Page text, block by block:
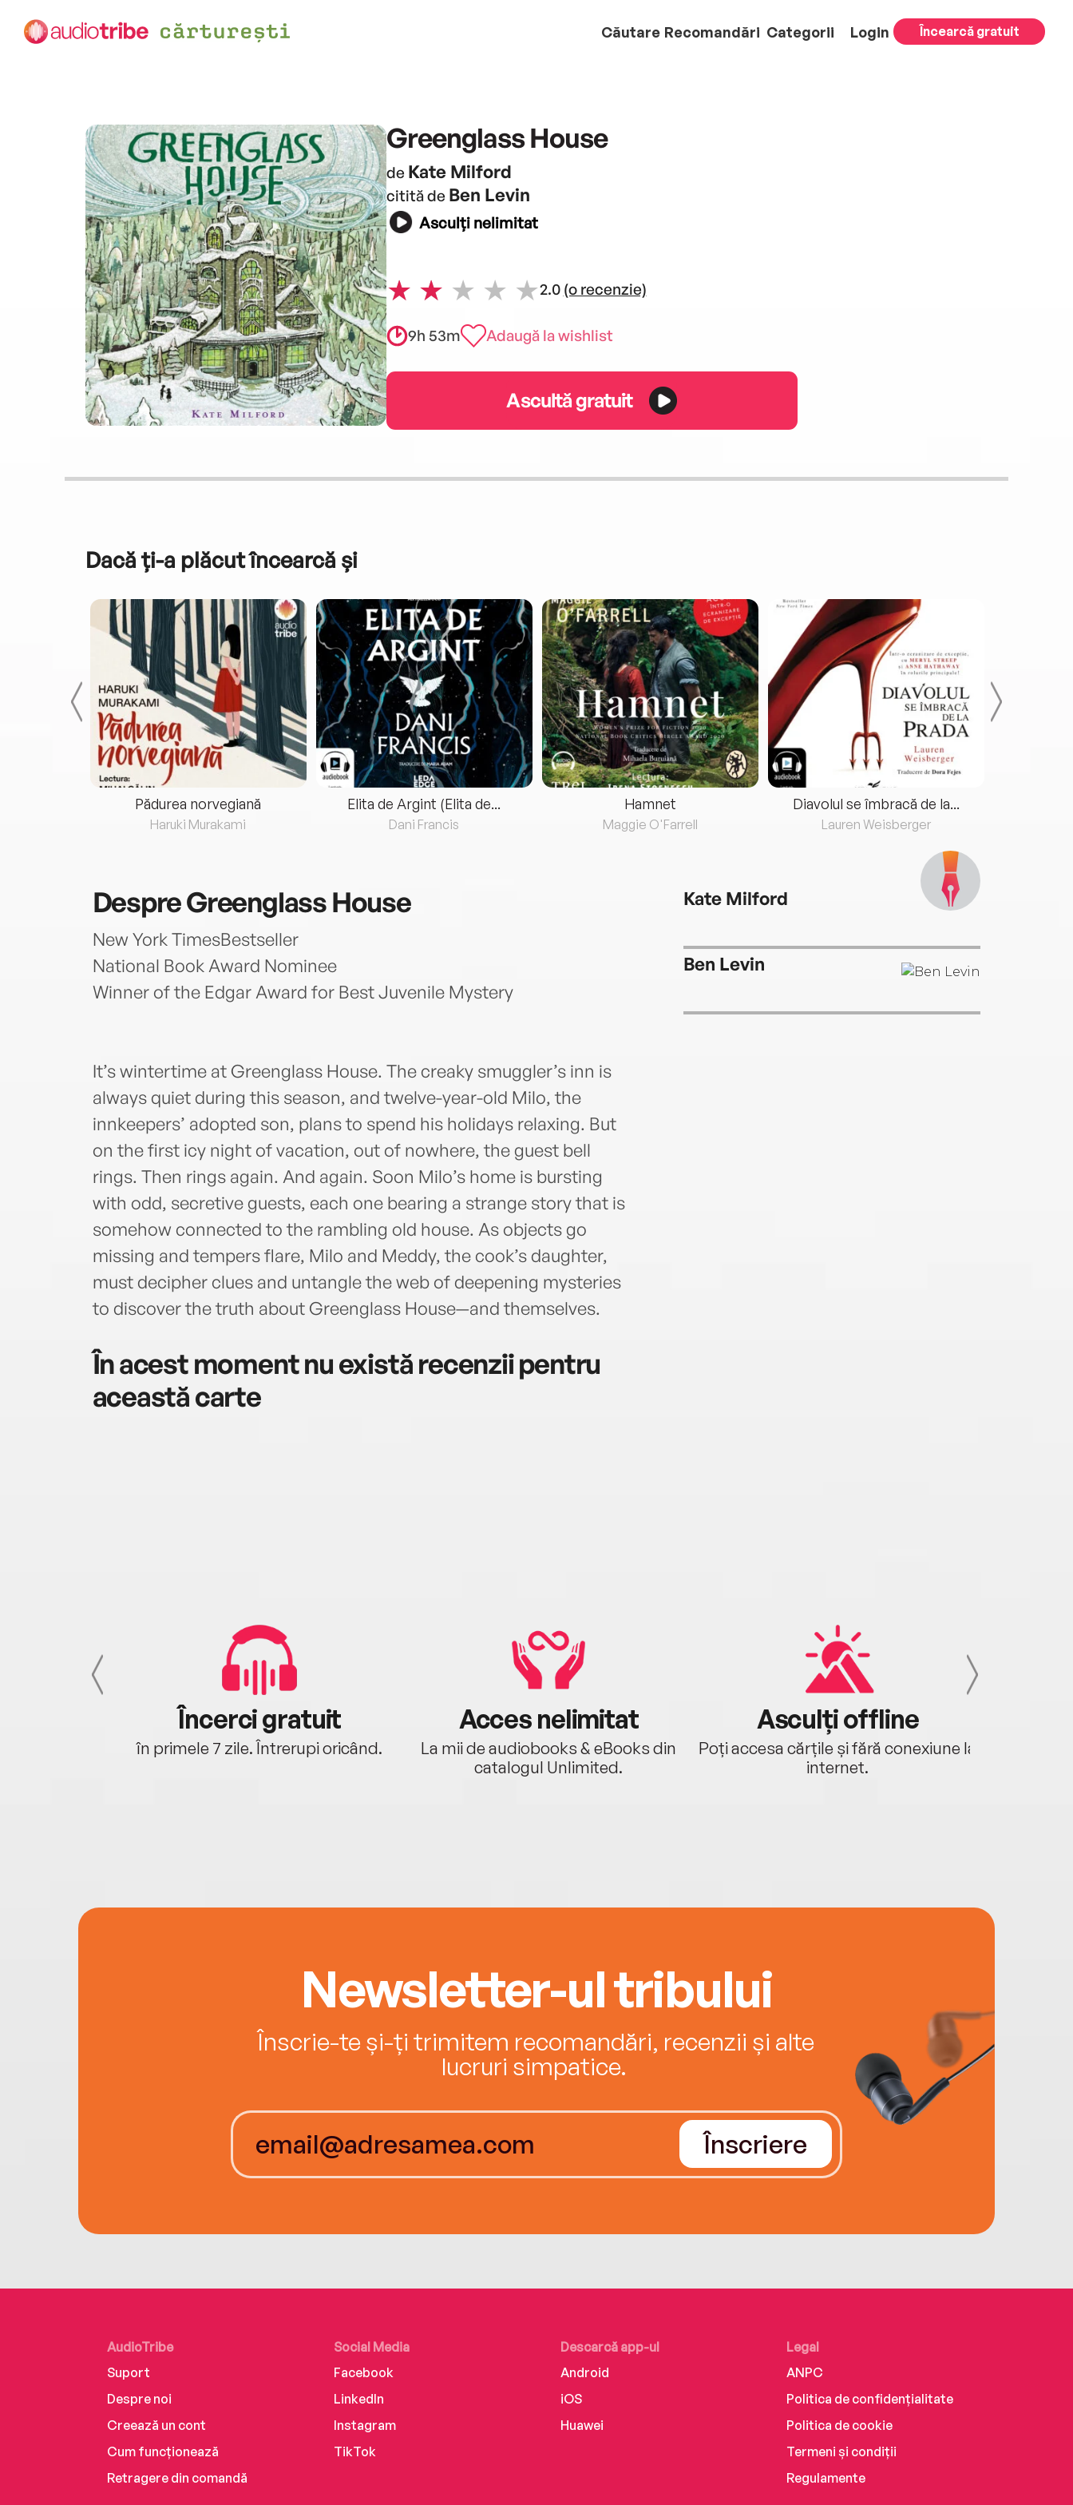
Căutare Recomandări Categorii Login Încearcă gratuit
Greenglass House
de Kate Milford
citită de Ben Levin
Asculți nelimitat
2.0 (o recenzie)
9h 53m Adaugă la wishlist
Ascultă gratuit
Dacă ți-a plăcut încearcă și
Pădurea norvegiană
Haruki Murakami
Elita de Argint (Elita de...
Dani Francis
Hamnet
Maggie O'Farrell
Diavolul se îmbracă de la...
Lauren Weisberger
DespreGreenglass House
New York TimesBestseller
National Book Award Nominee
Winner of the Edgar Award for Best Juvenile Mystery
It’s wintertime at Greenglass House. The creaky smuggler’s inn is
always quiet during this season, and twelve-year-old Milo, the
innkeepers’ adopted son, plans to spend his holidays relaxing. But
on the first icy night of vacation, out of nowhere, the guest bell
rings. Then rings again. And again. Soon Milo’s home is bursting
with odd, secretive guests, each one bearing a strange story that is
somehow connected to the rambling old house. As objects go
missing and tempers flare, Milo and Meddy, the cook’s daughter,
must decipher clues and untangle the web of deepening mysteries
to discover the truth about Greenglass House—and themselves.
În acest moment nu există recenzii pentru
această carte
Kate Milford
Ben Levin
Încerci gratuit
în primele 7 zile. Întrerupi oricând.
Acces nelimitat
La mii de audiobooks & eBooks din
catalogul Unlimited.
Asculți offline
Poți accesa cărțile și fără conexiune la
internet.
Newsletter-ul tribului
Înscrie-te și-ți trimitem recomandări, recenzii și alte
lucruri simpatice.
Înscriere
AudioTribe
Suport
Despre noi
Creează un cont
Cum funcționează
Retragere din comandă
Social Media
Facebook
LinkedIn
Instagram
TikTok
Descarcă app-ul
Android
iOS
Huawei
Legal
ANPC
Politica de confidențialitate
Politica de cookie
Termeni și condiții
Regulamente